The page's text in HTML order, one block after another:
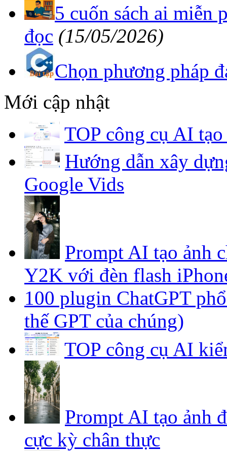
5 cuốn sách ai miễn
đọc (15/05/2026)
Chọn phương pháp
Mới cập nhật
TOP công cụ AI
Hướng dẫn xây
Google Vids
Prompt AI tạo ảnh
Y2K với đèn flash
100 plugin ChatGPT
thế GPT của chúng)
TOP công cụ AI
Prompt AI tạo ảnh
cực kỳ chân thực